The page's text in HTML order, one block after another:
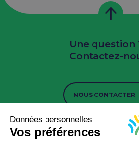
Une question
Contactez-
NOUS CONTACTER